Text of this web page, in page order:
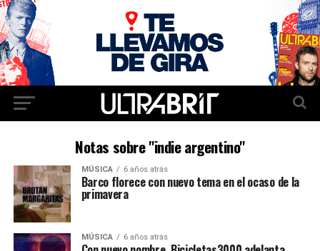
Notas sobre "indie argentino"
MÚSICA 6 años atrás
Barco florece con nuevo tema en el ocaso de la
primavera
MÚSICA 6 años atrás